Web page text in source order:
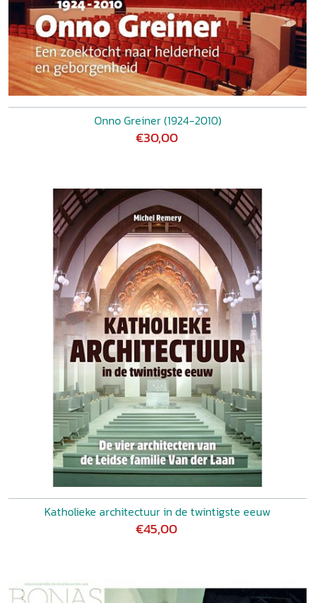
Onno Greiner (1924-2010)
€30,00
Katholieke architectuur in de twintigste eeuw
€45,00